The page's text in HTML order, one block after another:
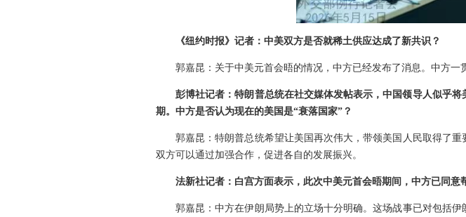
《纽约时报》记者：中美双方是否就稀土供应达成了新共识？
郭嘉昆：关于中美元首会晤的情况，中方已经发布了消息。中方一
彭博社记者：特朗普总统在社交媒体发帖表示，中国领导人似乎
期。中方是否认为现在的美国是“衰落国家”？
郭嘉昆：特朗普总统希望让美国再次伟大，带领美国人民取得了
双方可以通过加强合作，促进各自的发展振兴。
法新社记者：白宫方面表示，此次中美元首会晤期间，中方已同意
郭嘉昆：中方在伊朗局势上的立场十分明确。这场战事已对包括